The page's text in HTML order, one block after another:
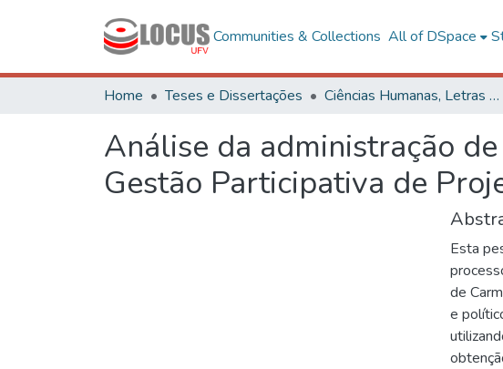
Communities & Collections All of DSpace
Home Teses e Dissertações Ciências Humanas, Letras e Artes
Análise da administração
Gestão Participativa de
Esta
de
e